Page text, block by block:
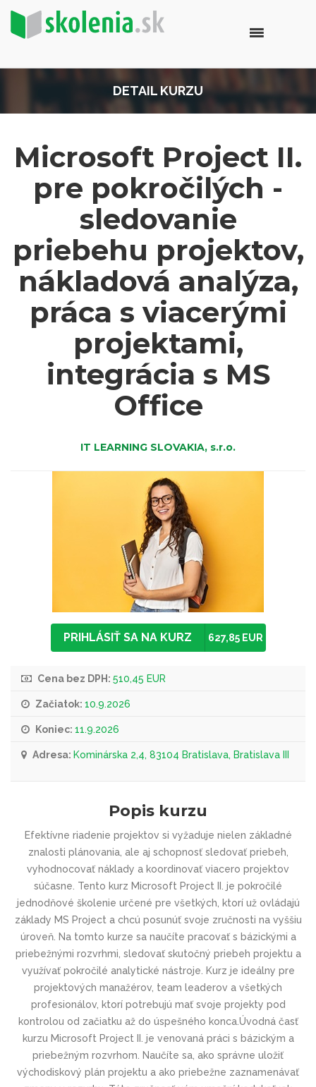
DETAIL KURZU
Microsoft Project II.
pre pokročilých -
sledovanie
priebehu projektov,
nákladová analýza,
práca s viacerými
projektami,
integrácia s MS
Office
IT LEARNING SLOVAKIA, s.r.o.
PRIHLÁSIŤ SA NA KURZ 627,85 EUR
Cena bez DPH: 510,45 EUR
Začiatok: 10.9.2026
Koniec: 11.9.2026
Adresa: Kominárska 2,4, 83104 Bratislava, Bratislava III
Popis kurzu
Efektívne riadenie projektov si vyžaduje nielen základné
znalosti plánovania, ale aj schopnosť sledovať priebeh,
vyhodnocovať náklady a koordinovať viacero projektov
súčasne. Tento kurz Microsoft Project II. je pokročilé
jednodňové školenie určené pre všetkých, ktorí už ovládajú
základy MS Project a chcú posunúť svoje zručnosti na vyššiu
úroveň. Na tomto kurze sa naučíte pracovať s bázickými a
priebežnými rozvrhmi, sledovať skutočný priebeh projektu a
využívať pokročilé analytické nástroje. Kurz je ideálny pre
projektových manažérov, team leaderov a všetkých
profesionálov, ktorí potrebujú mať svoje projekty pod
kontrolou od začiatku až do úspešného konca.Úvodná časť
kurzu Microsoft Project II. je venovaná práci s bázickým a
priebežným rozvrhom. Naučíte sa, ako správne uložiť
východiskový plán projektu a ako priebežne zaznamenávať